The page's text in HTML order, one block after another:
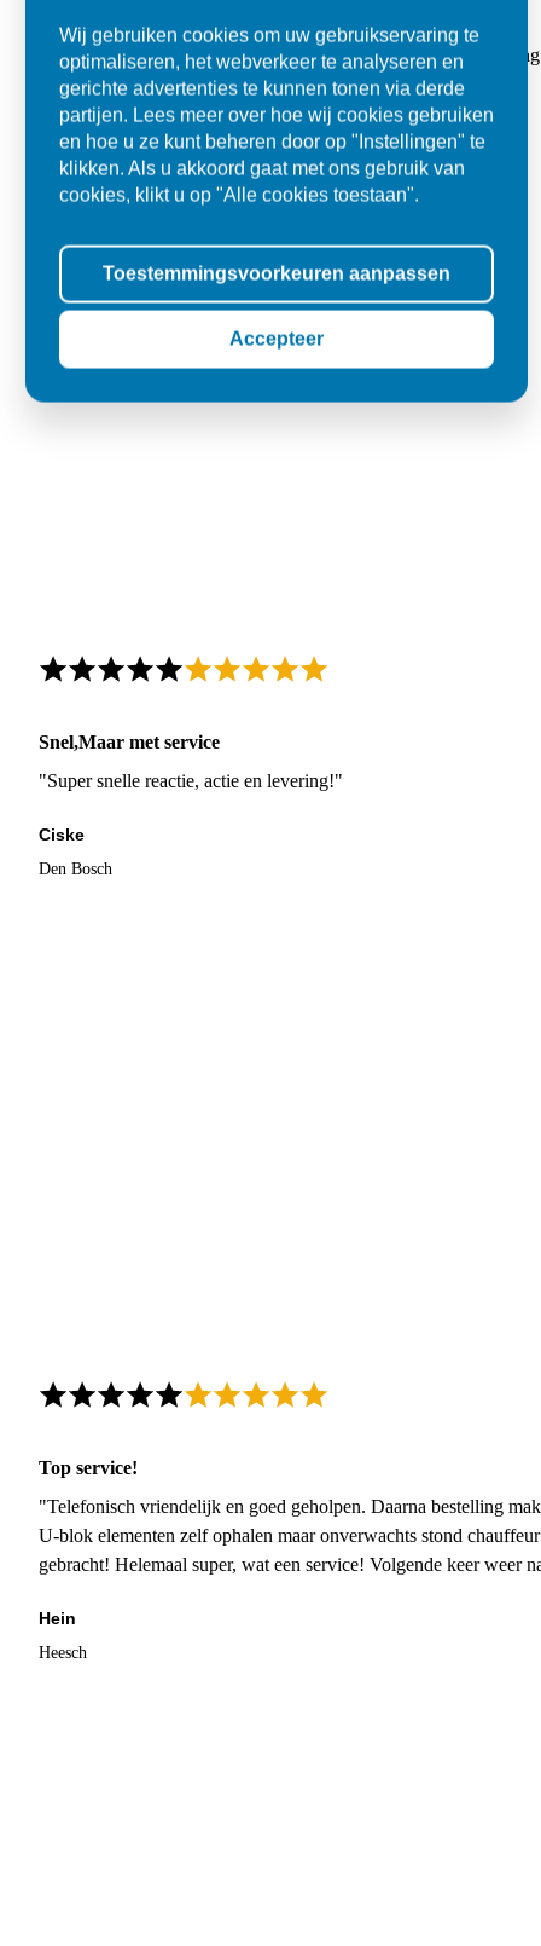
"Goed geholpen bij aankoop en zeer klantvriendelijk. De
tegels voor in de tuin."
Jolanda
Oss
Snel,Maar met service
"Super snelle reactie, actie en levering!"
Ciske
Den Bosch
Top service!
"Telefonisch vriendelijk en goed geholpen. Daarna bestelling
U-blok elementen zelf ophalen maar onverwachts stond
gebracht! Helemaal super, wat een service! Volgende keer weer
Hein
Heesch
Wij gebruiken cookies om uw gebruikservaring te
optimaliseren, het webverkeer te analyseren en
gerichte advertenties te kunnen tonen via derde
partijen. Lees meer over hoe wij cookies gebruiken
en hoe u ze kunt beheren door op "Instellingen" te
klikken. Als u akkoord gaat met ons gebruik van
cookies, klikt u op "Alle cookies toestaan".
Toestemmingsvoorkeuren aanpassen
Accepteer